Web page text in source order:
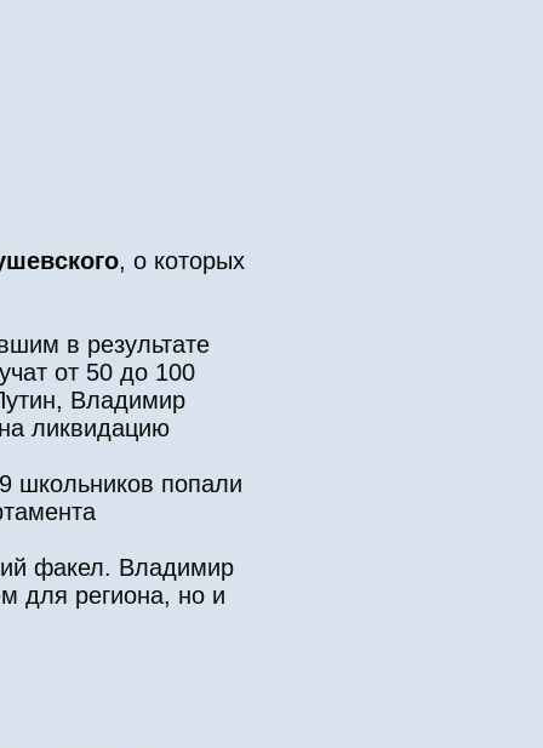
, о которых
в результате
от 50 до 100
Владимир
ликвидацию
школьников попали
факел. Владимир
для региона, но и